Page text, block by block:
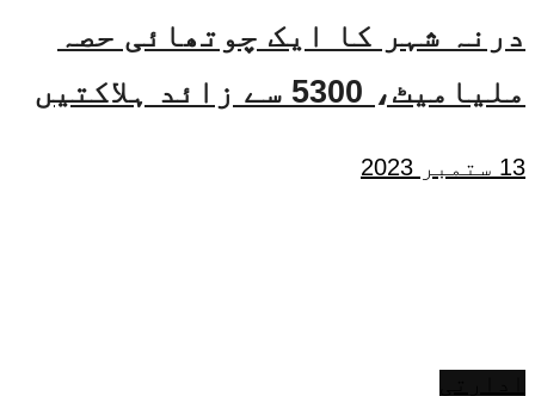
درنہ شہر کا ایک چوتھائی حصہ
ملیامیٹ، 5300 سے زائد ہلاکتیں
13 ستمبر 2023